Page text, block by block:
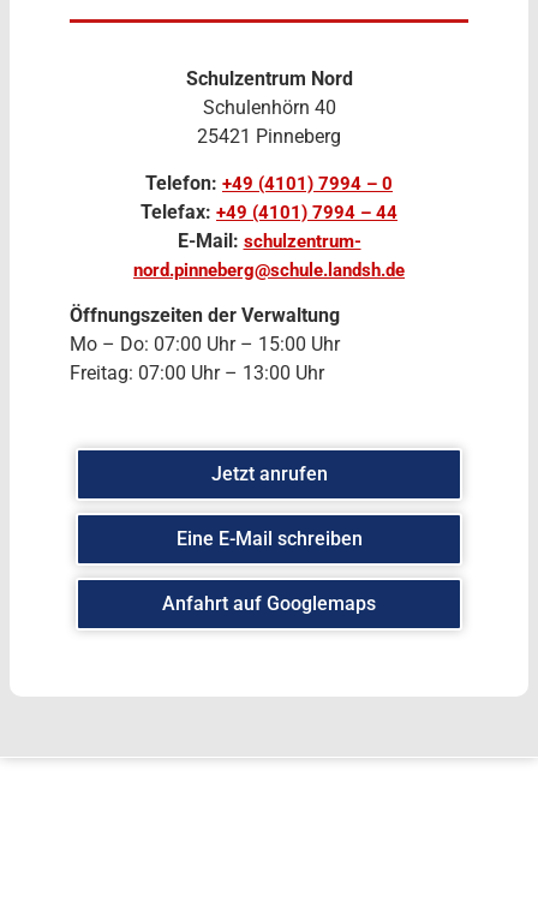
Schulzentrum Nord
Schulenhörn 40
25421 Pinneberg
Telefon: +49 (4101) 7994 – 0
Telefax: +49 (4101) 7994 – 44
E-Mail: schulzentrum-
nord.pinneberg@schule.landsh.de
Öffnungszeiten der Verwaltung
Mo – Do: 07:00 Uhr – 15:00 Uhr
Freitag: 07:00 Uhr – 13:00 Uhr
Jetzt anrufen
Eine E-Mail schreiben
Anfahrt auf Googlemaps